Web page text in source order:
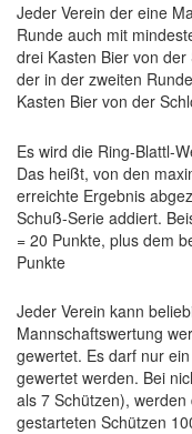
Jeder Verein der eine
Runde auch mit
drei Kasten Bier von
der in der zweiten
Kasten Bier von der
Es wird die Ring-Blattl-
Das heißt, von den
erreichte Ergebnis
Schuß-Serie addiert.
= 20 Punkte, plus dem
Punkte
Jeder Verein kann
Mannschaftswertung
gewertet. Es darf nur
gewertet werden. Bei
als 7 Schützen),
gestarteten Schützen